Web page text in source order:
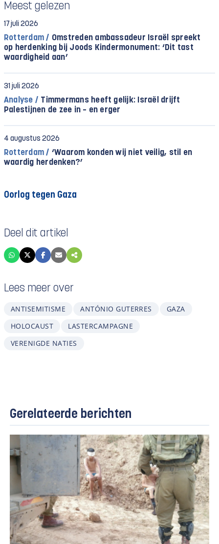
Meest gelezen
17 juli 2026
Rotterdam / Omstreden ambassadeur Israël spreekt
op herdenking bij Joods Kindermonument: ‘Dit tast
waardigheid aan’
31 juli 2026
Analyse / Timmermans heeft gelijk: Israël drijft
Palestijnen de zee in – en erger
4 augustus 2026
Rotterdam / ‘Waarom konden wij niet veilig, stil en
waardig herdenken?’
Oorlog tegen Gaza
Deel dit artikel
Lees meer over
ANTISEMITISME ANTÓNIO GUTERRES
GAZA
HOLOCAUST
LASTERCAMPAGNE
VERENIGDE NATIES
Gerelateerde berichten